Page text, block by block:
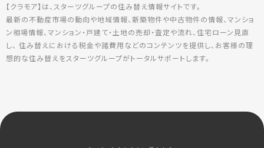
【クラモア】は、スターツグループの住み替え情報サイトです。
最新の不動産市場の動向や地域情報、新築物件や中古物件の情報、マンショ
ン相場情報、マンション・戸建て・土地の売却・査定や流れ、住宅ローン見直
し、 住み替えにおける税金や諸費用などのコンテンツを提供し、お客様の理
想的な住み替えをスターツグループがトータルサポートします。